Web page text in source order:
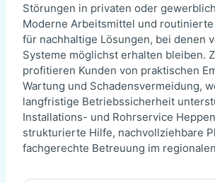
Störungen in privaten oder
Moderne Arbeitsmittel und
für nachhaltige Lösungen, bei denen
Systeme möglichst erhalten bleiben.
profitieren Kunden von praktischen
Wartung und Schadensvermeidung,
langfristige Betriebssicherheit
Installations- und Rohrservice
strukturierte Hilfe, nachvollziehbare
fachgerechte Betreuung im